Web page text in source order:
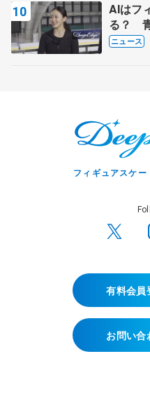
AIはフ
る？
ニング
ニュース
フィギュアスケ
有料会員
お問い合